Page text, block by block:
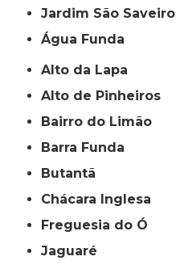
jardim São Saveiro
Água Funda
Alto da Lapa
Alto de Pinheiros
Bairro do Limão
Barra Funda
Butantã
Chácara Inglesa
Freguesia do Ó
Jaguaré